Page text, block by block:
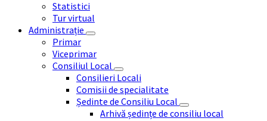
Statistici
Tur virtual
Administrație
Primar
Viceprimar
Consiliul Local
Consilieri Locali
Comisii de specialitate
Ședinte de Consiliu Local
Arhivă ședințe de consiliu local